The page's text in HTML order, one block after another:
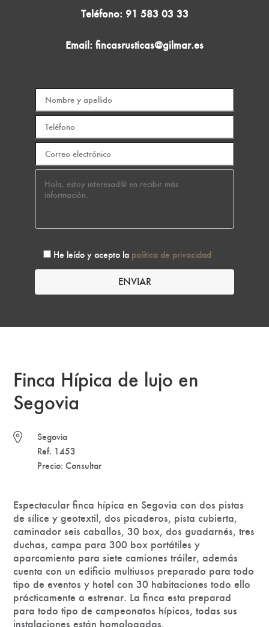
Teléfono: 91 583 03 33
Email: fincasrusticas@gilmar.es
He leído y acepto la política de privacidad
Finca Hípica de lujo en
Segovia
Segovia
Ref. 1453
Precio: Consultar
Espectacular finca hípica en Segovia con dos pistas
de sílice y geotextil, dos picaderos, pista cubierta,
caminador seis caballos, 30 box, dos guadarnés, tres
duchas, campa para 300 box portátiles y
aparcamiento para siete camiones tráiler, además
cuenta con un edificio multiusos preparado para todo
tipo de eventos y hotel con 30 habitaciones todo ello
prácticamente a estrenar. La finca esta preparad
para todo tipo de campeonatos hípicos, todas sus
instalaciones están homologadas.